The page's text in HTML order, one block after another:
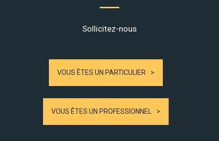
Sollicitez-nous
VOUS ÊTES UN PARTICULIER
VOUS ÊTES UN PROFESSIONNEL